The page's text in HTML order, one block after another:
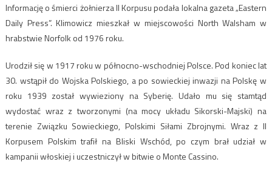
Informację o śmierci żołnierza II Korpusu podała lokalna gazeta „Eastern
Daily Press”. Klimowicz mieszkał w miejscowości North Walsham w
hrabstwie Norfolk od 1976 roku.
Urodził się w 1917 roku w północno-wschodniej Polsce. Pod koniec lat
30. wstąpił do Wojska Polskiego, a po sowieckiej inwazji na Polskę w
roku 1939 został wywieziony na Syberię. Udało mu się stamtąd
wydostać wraz z tworzonymi (na mocy układu Sikorski-Majski) na
terenie Związku Sowieckiego, Polskimi Siłami Zbrojnymi. Wraz z II
Korpusem Polskim trafił na Bliski Wschód, po czym brał udział w
kampanii włoskiej i uczestniczył w bitwie o Monte Cassino.